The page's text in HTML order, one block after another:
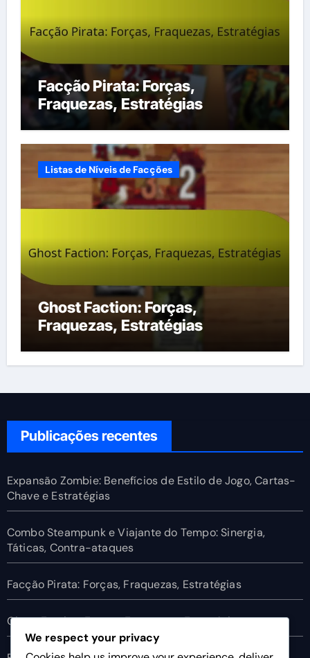
Facção Pirata: Forças,
Fraquezas, Estratégias
Listas de Níveis de Facções
Ghost Faction: Forças,
Fraquezas, Estratégias
Publicações recentes
Expansão Zombie: Benefícios de Estilo de Jogo, Cartas-
Chave e Estratégias
Combo Steampunk e Viajante do Tempo: Sinergia,
Táticas, Contra-ataques
Facção Pirata: Forças, Fraquezas, Estratégias
Ghost Faction: Forças, Fraquezas, Estratégias
We respect your privacy